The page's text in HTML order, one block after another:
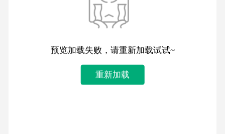
预览加载失败，请重新加载试试~
重新加载